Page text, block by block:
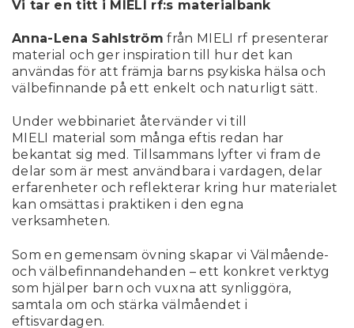
Vi tar en titt i MIELI rf:s materialbank
Anna-Lena Sahlström från MIELI rf presenterar
material och ger inspiration till hur det kan
användas för att främja barns psykiska hälsa och
välbefinnande på ett enkelt och naturligt sätt.
Under webbinariet återvänder vi till
MIELI material som många eftis redan har
bekantat sig med. Tillsammans lyfter vi fram de
delar som är mest användbara i vardagen, delar
erfarenheter och reflekterar kring hur materialet
kan omsättas i praktiken i den egna
verksamheten.
Som en gemensam övning skapar vi Välmående-
och välbefinnandehanden – ett konkret verktyg
som hjälper barn och vuxna att synliggöra,
samtala om och stärka välmåendet i
eftisvardagen.